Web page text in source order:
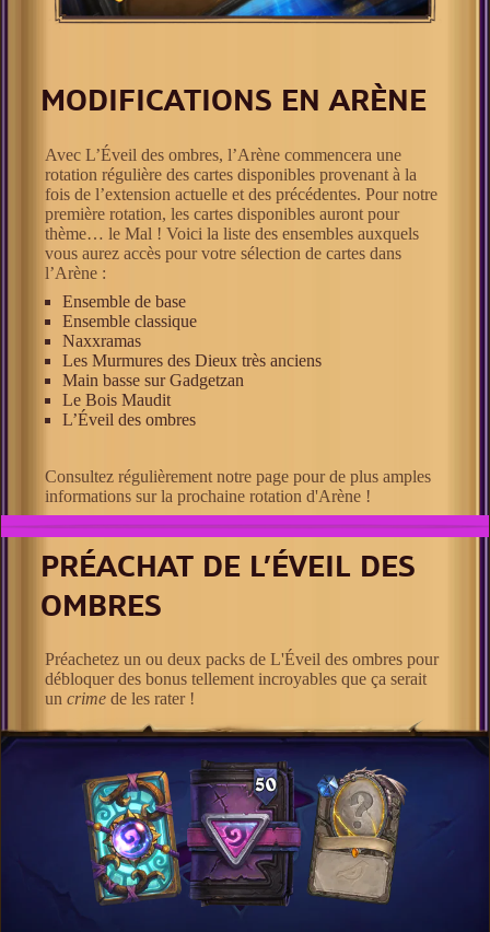
MODIFICATIONS EN ARÈNE
Avec L’Éveil des ombres, l’Arène commencera une
rotation régulière des cartes disponibles provenant à la
fois de l’extension actuelle et des précédentes. Pour notre
première rotation, les cartes disponibles auront pour
thème… le Mal ! Voici la liste des ensembles auxquels
vous aurez accès pour votre sélection de cartes dans
l’Arène :
Ensemble de base
Ensemble classique
Naxxramas
Les Murmures des Dieux très anciens
Main basse sur Gadgetzan
Le Bois Maudit
L’Éveil des ombres
Consultez régulièrement notre page pour de plus amples
informations sur la prochaine rotation d'Arène !
PRÉACHAT DE L’ÉVEIL DES
OMBRES
Préachetez un ou deux packs de L'Éveil des ombres pour
débloquer des bonus tellement incroyables que ça serait
uncrime de les rater !